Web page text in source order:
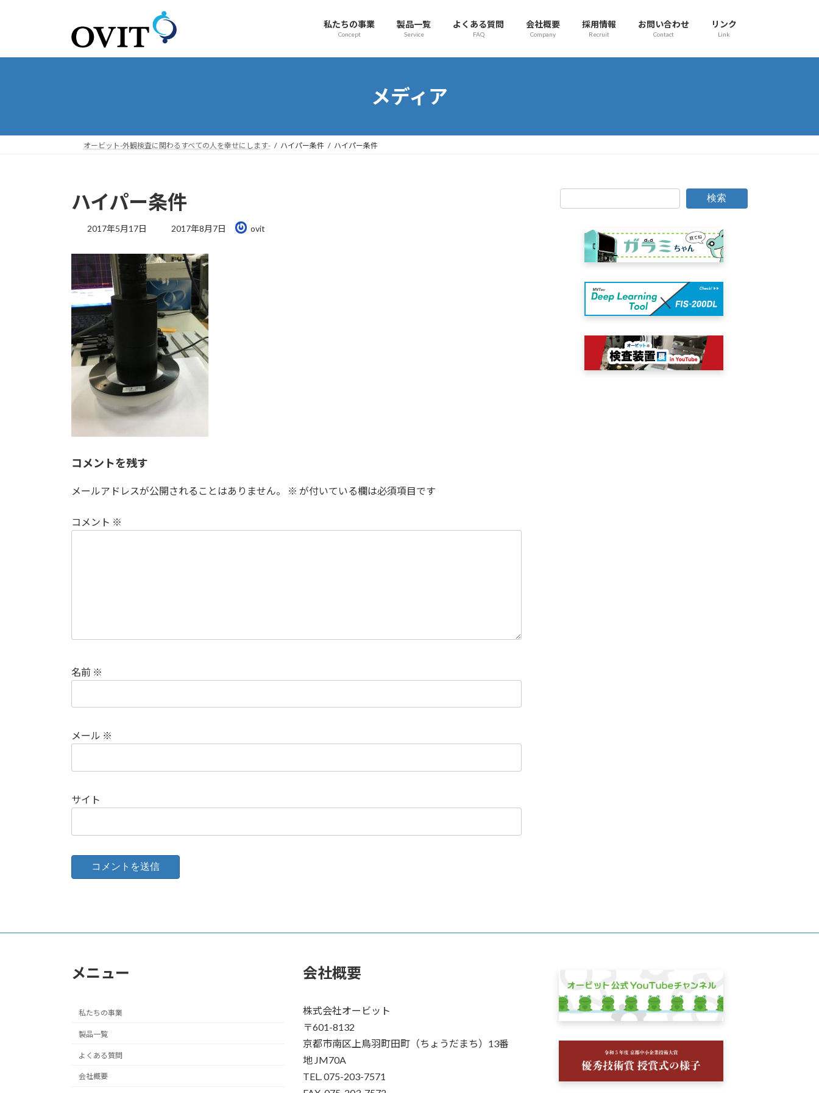
プ
動
私たちの事業
Concept
製品一覧
Service
よくある質問
FAQ
会社概要
Company
採用情報
Recruit
お問い合わせ
Contact
リンク
Link
メディア
オービット-外観検査に関わるすべての人を幸せにします- ハイパー条件 ハイパー条件
ハイパー条件
2017年5月17日
最
新
時
:
2017年8月7日 ovit
コメントを残す
メールアドレスが公開されることはありません。 ※ が付いている欄は必須項目です
コメント ※
名前 ※
メール ※
サイト
検索
メニュー
私たちの事業
製品一覧
よくある質問
会社概要
会社概要
株式会社オービット
〒601-8132
京都市南区上鳥羽町田町（ちょうだまち）13番
地 JM70A
TEL. 075-203-7571